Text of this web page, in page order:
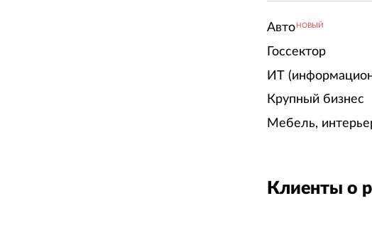
Авто НОВЫЙ
Госсектор
ИТ
Крупный бизнес
Мебель,
Клиенты о